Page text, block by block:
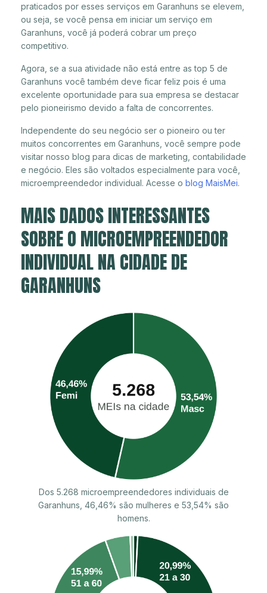
praticados por esses serviços em Garanhuns se elevem,
ou seja, se você pensa em iniciar um serviço em
Garanhuns, você já poderá cobrar um preço
competitivo.
Agora, se a sua atividade não está entre as top 5 de
Garanhuns você também deve ficar feliz pois é uma
excelente oportunidade para sua empresa se destacar
pelo pioneirismo devido a falta de concorrentes.
Independente do seu negócio ser o pioneiro ou ter
muitos concorrentes em Garanhuns, você sempre pode
visitar nosso blog para dicas de marketing, contabilidade
e negócio. Eles são voltados especialmente para você,
microempreendedor individual. Acesse o blog MaisMei.
MAIS DADOS INTERESSANTES
SOBRE O MICROEMPREENDEDOR
INDIVIDUAL NA CIDADE DE
GARANHUNS
Dos 5.268 microempreendedores individuais de
Garanhuns, 46,46% são mulheres e 53,54% são
homens.